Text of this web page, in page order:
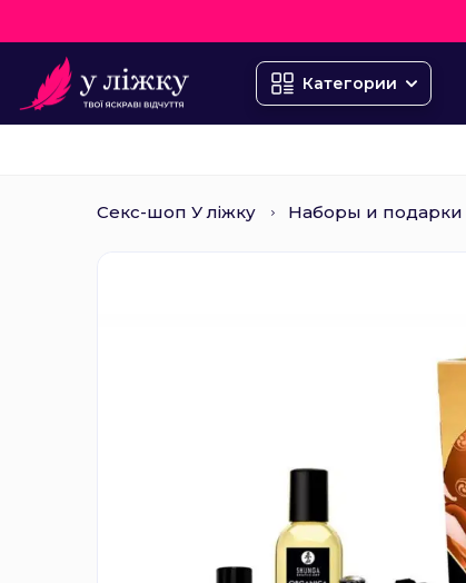
Категории
Секс-шоп У ліжку Наборы и подарки